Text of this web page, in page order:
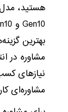
بهترین
مشاوره در
نیازهای
مشاوره‌ای